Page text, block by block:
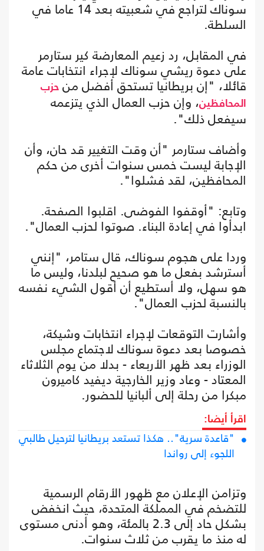
سوناك لتراجع في شعبيته بعد 14 عاما في
السلطة.
في المقابل، رد زعيم المعارضة كير ستارمر
على دعوة ريشي سوناك لإجراء انتخابات عامة
قائلا، "إن بريطانيا تستحق أفضل من حزب
المحافظين، وإن حزب العمال الذي يتزعمه
سيفعل ذلك".
وأضاف ستارمر "أن وقت التغيير قد حان، وأن
الإجابة ليست خمس سنوات أخرى من حكم
المحافظين، لقد فشلوا".
وتابع: "أوقفوا الفوضى. اقلبوا الصفحة.
ابدأوا في إعادة البناء. صوتوا لحزب العمال".
وردا على هجوم سوناك، قال ستامر، "إنني
أسترشد بفعل ما هو صحيح لبلدنا، وليس ما
هو سهل، ولا أستطيع أن أقول الشيء نفسه
بالنسبة لحزب العمال".
وأشارت التوقعات لإجراء انتخابات وشيكة،
خصوصا بعد دعوة سوناك لاجتماع مجلس
الوزراء بعد ظهر الأربعاء - بدلا من يوم الثلاثاء
المعتاد - وعاد وزير الخارجية ديفيد كاميرون
مبكرا من رحلة إلى ألبانيا للحضور.
اقرأ أيضا:
"قاعدة سرية".. هكذا تستعد بريطانيا لترحيل طالبي
اللجوء إلى رواندا
وتزامن الإعلان مع ظهور الأرقام الرسمية
للتضخم في المملكة المتحدة، حيث انخفض
بشكل حاد إلى 2.3 بالمئة، وهو أدنى مستوى
له منذ ما يقرب من ثلاث سنوات.